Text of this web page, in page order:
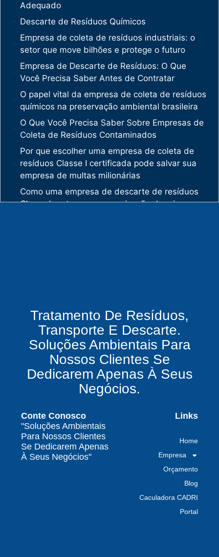
Adequado
Descarte de Resíduos Químicos
Empresa de coleta de resíduos industriais: o
setor que move bilhões e protege o futuro
Empresa de Descarte de Resíduos: O Que
Você Precisa Saber Antes de Contratar
O papel vital da empresa de coleta de resíduos
químicos na preservação ambiental brasileira
O Que Você Precisa Saber Sobre Empresas de
Coleta de Resíduos Contaminados
Por que escolher uma empresa de coleta de
resíduos Classe I certificada pode salvar sua
empresa de multas milionárias
Como uma empresa de descarte de resíduos
Classe I protege sua organização de crimes
vê oportunidades bilionárias esperando para
serem exploradas.
O que uma empresa de gestão de resíduos
químicos precisa fazer para garantir segurança
e conformidade legal no Brasil
Como uma empresa de gestão de resíduos
contaminados protege o meio ambiente e
Por que contratar uma empresa de gestão de
resíduos classe I é fundamental para sua
indústria
Por que escolher uma empresa de
gerenciamento de resíduos especializada é
Tratamento De Resíduos,
Transporte E Descarte.
Soluções Ambientais Para
Nossos Clientes Se
Dedicarem Apenas À Seus
Negócios.
Conte Conosco
"Soluções Ambientais
Para Nossos Clientes
Se Dedicarem Apenas
À Seus Negócios"
Links
Home
Empresa
Orçamento
Blog
Caculadora CADRI
Portal